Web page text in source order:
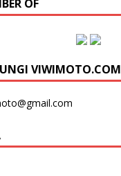
OF
VIWIMOTO.COM